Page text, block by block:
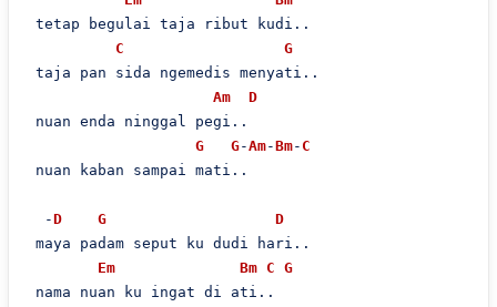
tetap begulai taja ribut kudi..
C
G
taja pan sida ngemedis menyati..
Am
D
nuan enda ninggal pegi..
G
G-Am-Bm- C
nuan kaban sampai mati..
  -
D G
D
maya padam seput ku dudi hari..
Em
Bm C G
nama nuan ku ingat di ati..